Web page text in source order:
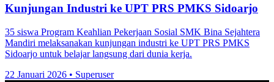
Kunjungan Industri ke UPT PRS PMKS Sidoarjo
35 siswa Program Keahlian Pekerjaan Sosial SMK Bina Sejahtera
Mandiri melaksanakan kunjungan industri ke UPT PRS PMKS
Sidoarjo untuk belajar langsung dari dunia kerja.
22 Januari 2026 • Superuser